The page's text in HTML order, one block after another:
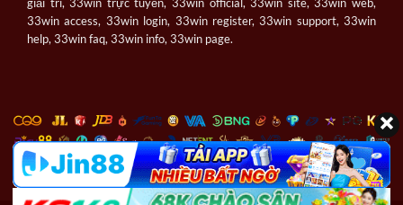
33win access, 33win login, 33win register, 33win support, 33win
help, 33win faq, 33win info, 33win page.